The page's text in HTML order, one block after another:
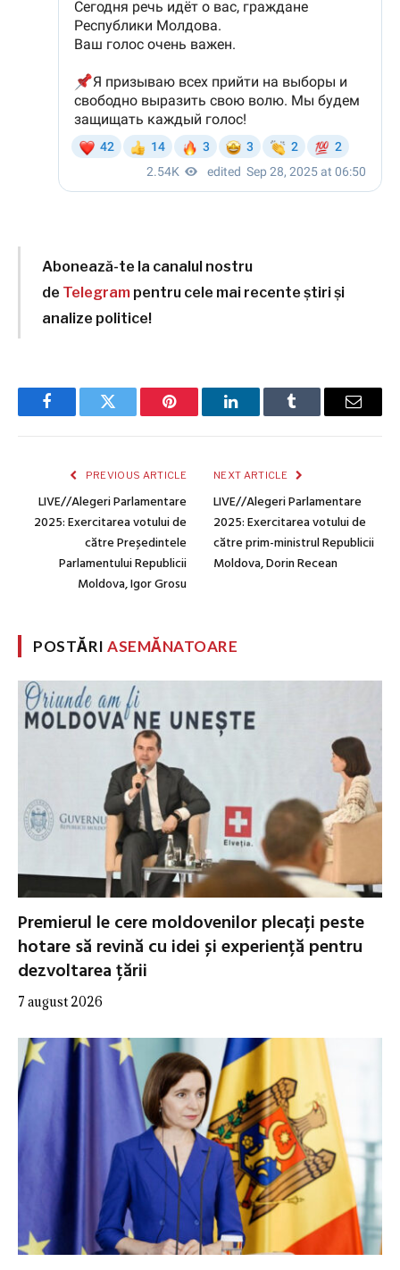
Abonează-te la canalul nostru
de Telegram pentru cele mai recente știri și
analize politice!
FacebookTwitter Pinterest LinkedInTumblr Email
PREVIOUS ARTICLE
LIVE//Alegeri Parlamentare
2025: Exercitarea votului de
către Președintele
Parlamentului Republicii
Moldova, Igor Grosu
NEXT ARTICLE
LIVE//Alegeri Parlamentare
2025: Exercitarea votului de
către prim-ministrul Republicii
Moldova, Dorin Recean
POSTĂRIASEMĂNATOARE
Premierul le cere moldovenilor plecați peste
hotare să revină cu idei și experiență pentru
dezvoltarea țării
7 august 2026